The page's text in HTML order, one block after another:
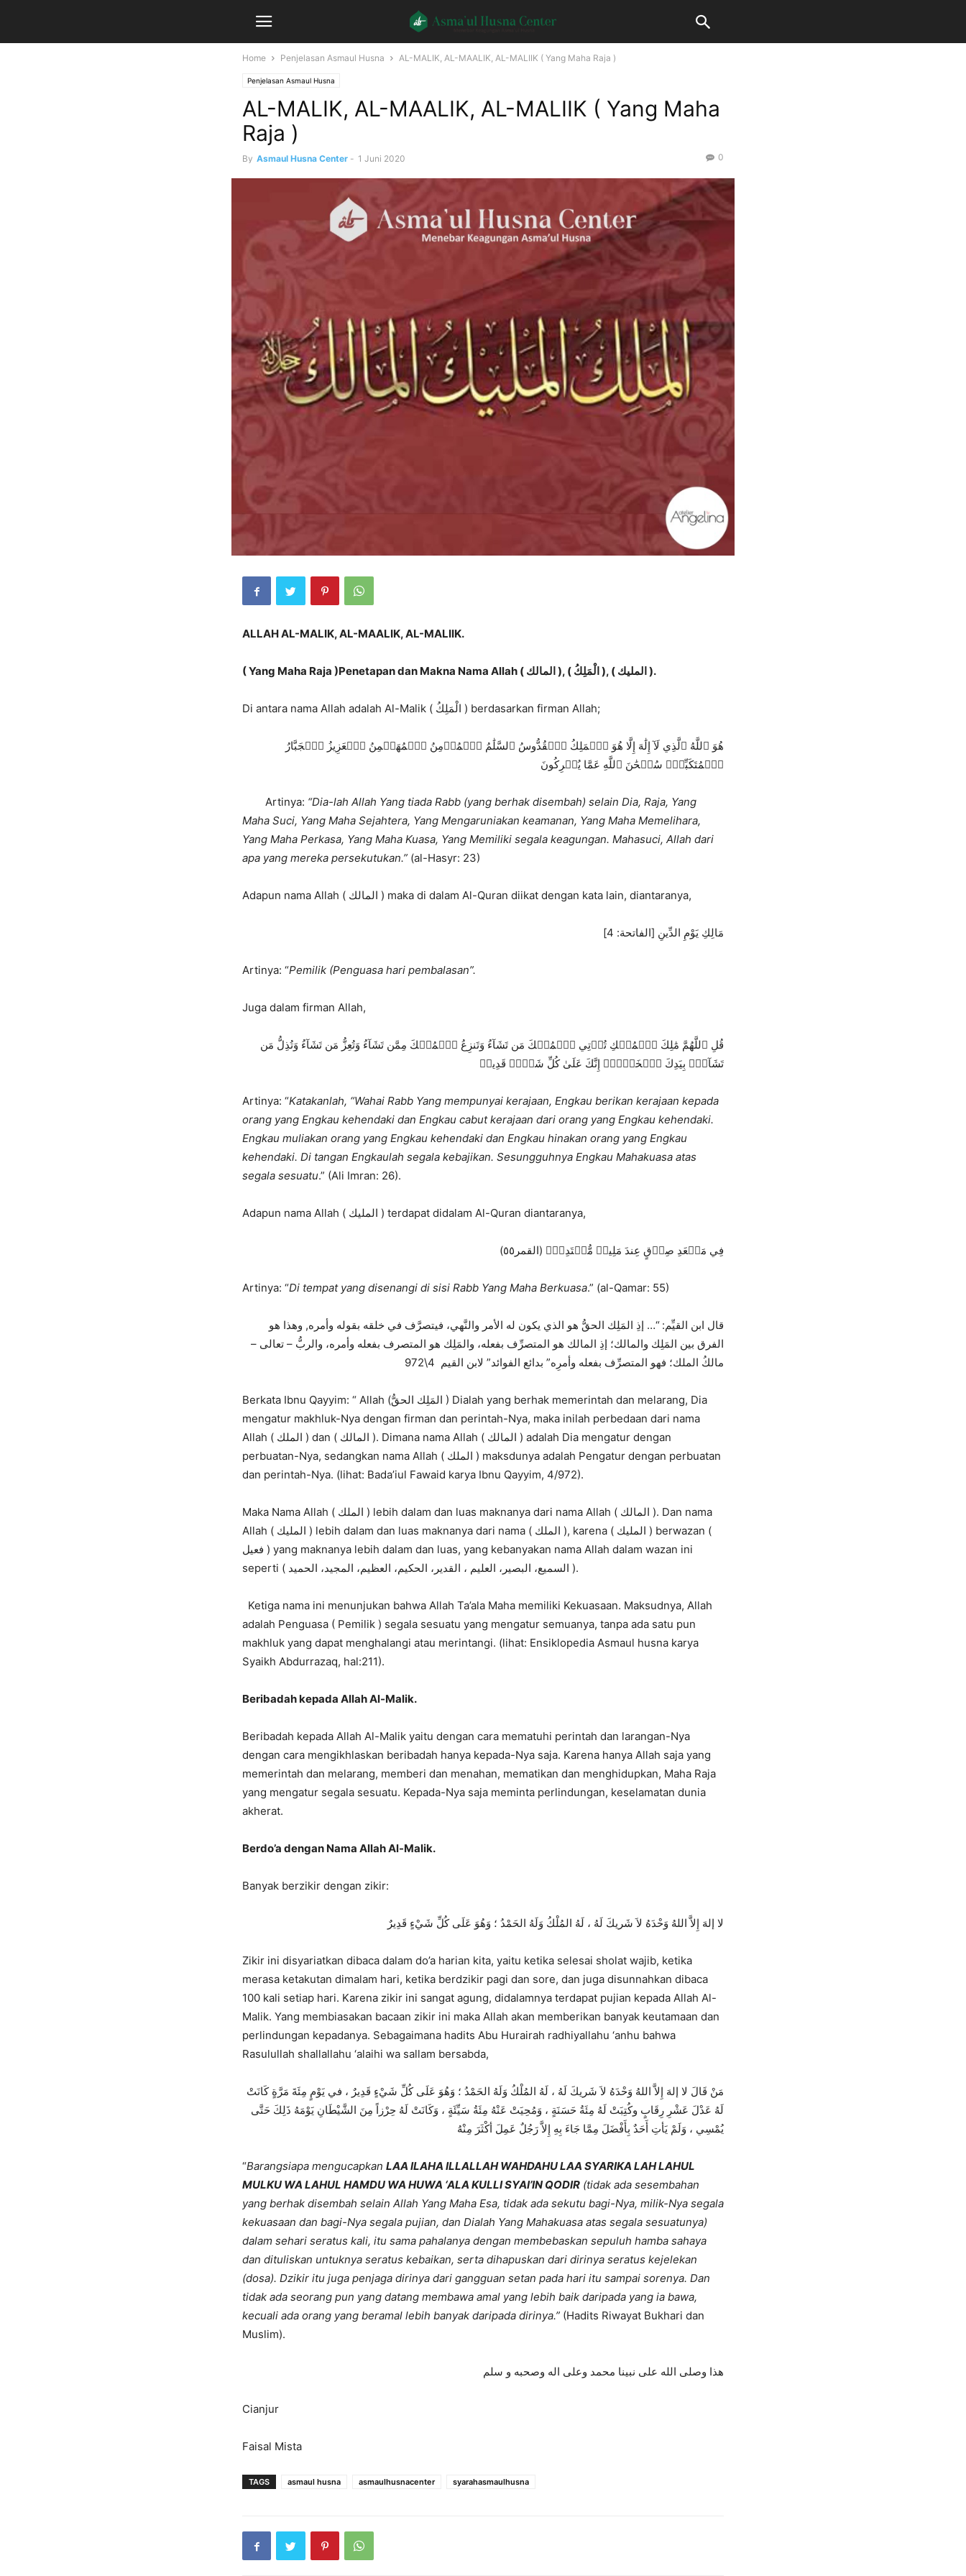
Home Penjelasan Asmaul Husna AL-MALIK, AL-MAALIK, AL-MALIIK ( Yang Maha Raja )
Penjelasan Asmaul Husna
AL-MALIK, AL-MAALIK, AL-MALIIK ( Yang Maha
Raja )
By Asmaul Husna Center - 1 Juni 2020 0
ALLAH AL-MALIK, AL-MAALIK, AL-MALIIK.
( Yang Maha Raja )Penetapan dan Makna Nama Allah ( المالك ), ( الْمَلِكُ ), ( المليك ).
Di antara nama Allah adalah Al-Malik ( الْمَلِكُ ) berdasarkan firman Allah;
ٱلۡمُتَكَبِّرُۚ سُبۡحَٰنَ ٱللَّهِ عَمَّا يُشۡرِكُونَ
Artinya: “Dia-lah Allah Yang tiada Rabb (yang berhak disembah) selain Dia, Raja, Yang
Maha Suci, Yang Maha Sejahtera, Yang Mengaruniakan keamanan, Yang Maha Memelihara,
Yang Maha Perkasa, Yang Maha Kuasa, Yang Memiliki segala keagungan. Mahasuci, Allah dari
apa yang mereka persekutukan.” (al-Hasyr: 23)
Adapun nama Allah ( المالك ) maka di dalam Al-Quran diikat dengan kata lain, diantaranya,
مَالِكِ يَوْمِ الدِّينِ [الفاتحة: 4]
Artinya: “Pemilik (Penguasa hari pembalasan”.
Juga dalam firman Allah,
قُلِ ٱللَّهُمَّ مَٰلِكَ ٱلۡمُلۡكِ تُؤۡتِي ٱلۡمُلۡكَ مَن تَشَآءُ وَتَنزِعُ ٱلۡمُلۡكَ مِمَّن تَشَآءُ وَتُعِزُّ مَن تَشَآءُ وَتُذِلُّ مَن
تَشَآءُۖ بِيَدِكَ ٱلۡخَيۡرُۖ إِنَّكَ عَلَىٰ كُلِّ شَيۡءٖ قَدِيرٞ
Artinya: “Katakanlah, “Wahai Rabb Yang mempunyai kerajaan, Engkau berikan kerajaan kepada
orang yang Engkau kehendaki dan Engkau cabut kerajaan dari orang yang Engkau kehendaki.
Engkau muliakan orang yang Engkau kehendaki dan Engkau hinakan orang yang Engkau
kehendaki. Di tangan Engkaulah segala kebajikan. Sesungguhnya Engkau Mahakuasa atas
segala sesuatu.” (Ali Imran: 26).
Adapun nama Allah ( المليك ) terdapat didalam Al-Quran diantaranya,
فِي مَقۡعَدِ صِدۡقٍ عِندَ مَلِيكٖ مُّقۡتَدِرِۢ (القمر٥٥)
Artinya: “Di tempat yang disenangi di sisi Rabb Yang Maha Berkuasa.” (al-Qamar: 55)
قال ابن القيِّم: “… إذِ المَلِك الحقُّ هو الذي يكون له الأمر والنَّهي، فيتصرَّف في خلقه بقوله وأمره, وهذا هو
الفرق بين المَلِك والمالك؛ إذِ المالك هو المتصرِّف بفعله، والمَلِك هو المتصرف بفعله وأمره، والربُّ – تعالى –
مالكُ الملك؛ فهو المتصرِّف بفعله وأمرِه” بدائع الفوائد” لابن القيم 4\972
Berkata Ibnu Qayyim: “ Allah (المَلِك الحقُّ ) Dialah yang berhak memerintah dan melarang, Dia
mengatur makhluk-Nya dengan firman dan perintah-Nya, maka inilah perbedaan dari nama
Allah ( الملك ) dan ( المالك ). Dimana nama Allah ( المالك ) adalah Dia mengatur dengan
perbuatan-Nya, sedangkan nama Allah ( الملك ) maksdunya adalah Pengatur dengan perbuatan
dan perintah-Nya. (lihat: Bada’iul Fawaid karya Ibnu Qayyim, 4/972).
Maka Nama Allah ( الملك ) lebih dalam dan luas maknanya dari nama Allah ( المالك ). Dan nama
Allah ( المليك ) lebih dalam dan luas maknanya dari nama ( الملك ), karena ( المليك ) berwazan (
فعيل ) yang maknanya lebih dalam dan luas, yang kebanyakan nama Allah dalam wazan ini
seperti ( السميع، البصير، العليم ، القدير، الحكيم، العظيم، المجيد، الحميد ).
Ketiga nama ini menunjukan bahwa Allah Ta’ala Maha memiliki Kekuasaan. Maksudnya, Allah
adalah Penguasa ( Pemilik ) segala sesuatu yang mengatur semuanya, tanpa ada satu pun
makhluk yang dapat menghalangi atau merintangi. (lihat: Ensiklopedia Asmaul husna karya
Syaikh Abdurrazaq, hal:211).
Beribadah kepada Allah Al-Malik.
Beribadah kepada Allah Al-Malik yaitu dengan cara mematuhi perintah dan larangan-Nya
dengan cara mengikhlaskan beribadah hanya kepada-Nya saja. Karena hanya Allah saja yang
memerintah dan melarang, memberi dan menahan, mematikan dan menghidupkan, Maha Raja
yang mengatur segala sesuatu. Kepada-Nya saja meminta perlindungan, keselamatan dunia
akherat.
Berdo’a dengan Nama Allah Al-Malik.
Banyak berzikir dengan zikir:
لا إلهَ إِلاَّ اللهُ وَحْدَهُ لاَ شَريكَ لَهُ ، لَهُ المُلْكُ وَلَهُ الحَمْدُ ؛ وَهُوَ عَلَى كُلِّ شَيْءٍ قَدِيرٌ
Zikir ini disyariatkan dibaca dalam do’a harian kita, yaitu ketika selesai sholat wajib, ketika
merasa ketakutan dimalam hari, ketika berdzikir pagi dan sore, dan juga disunnahkan dibaca
100 kali setiap hari. Karena zikir ini sangat agung, didalamnya terdapat pujian kepada Allah Al-
Malik. Yang membiasakan bacaan zikir ini maka Allah akan memberikan banyak keutamaan dan
perlindungan kepadanya. Sebagaimana hadits Abu Hurairah radhiyallahu ‘anhu bahwa
Rasulullah shallallahu ‘alaihi wa sallam bersabda,
مَنْ قَالَ لا إلهَ إِلاَّ اللهُ وَحْدَهُ لاَ شَريكَ لَهُ ، لَهُ المُلْكُ وَلَهُ الحَمْدُ ؛ وَهُوَ عَلَى كُلِّ شَيْءٍ قَدِيرٌ ، في يَوْمٍ مِئَةَ مَرَّةٍ كَانَتْ
لَهُ عَدْلَ عَشْرِ رِقَابٍ وكُتِبَتْ لَهُ مِئَةُ حَسَنَةٍ ، وَمُحِيَتْ عَنْهُ مِئَةُ سَيِّئَةٍ ، وَكَانَتْ لَهُ حِرْزاً مِنَ الشَّيْطَانِ يَوْمَهُ ذَلِكَ حَتَّى
يُمْسِي ، وَلَمْ يَأتِ أَحَدٌ بِأَفْضَلَ مِمَّا جَاءَ بِهِ إِلاَّ رَجُلٌ عَمِلَ أكْثَرَ مِنْهُ
“Barangsiapa mengucapkan LAA ILAHA ILLALLAH WAHDAHU LAA SYARIKA LAH LAHUL
MULKU WA LAHUL HAMDU WA HUWA ‘ALA KULLI SYAI’IN QODIR (tidak ada sesembahan
yang berhak disembah selain Allah Yang Maha Esa, tidak ada sekutu bagi-Nya, milik-Nya segala
kekuasaan dan bagi-Nya segala pujian, dan Dialah Yang Mahakuasa atas segala sesuatunya)
dalam sehari seratus kali, itu sama pahalanya dengan membebaskan sepuluh hamba sahaya
dan dituliskan untuknya seratus kebaikan, serta dihapuskan dari dirinya seratus kejelekan
(dosa). Dzikir itu juga penjaga dirinya dari gangguan setan pada hari itu sampai sorenya. Dan
tidak ada seorang pun yang datang membawa amal yang lebih baik daripada yang ia bawa,
kecuali ada orang yang beramal lebih banyak daripada dirinya.” (Hadits Riwayat Bukhari dan
Muslim).
هذا وصلى الله على نبينا محمد وعلى اله وصحبه و سلم
Cianjur
Faisal Mista
TAGS asmaul husna asmaulhusnacenter syarahasmaulhusna